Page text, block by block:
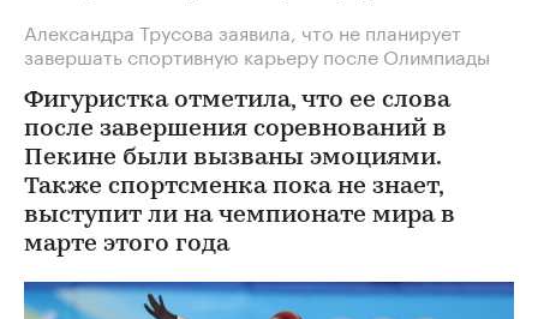
Александра Трусова заявила, что не планирует
завершать спортивную карьеру после Олимпиады
Фигуристка отметила, что ее слова
после завершения соревнований в
Пекине были вызваны эмоциями.
Также спортсменка пока не знает,
выступит ли на чемпионате мира в
марте этого года